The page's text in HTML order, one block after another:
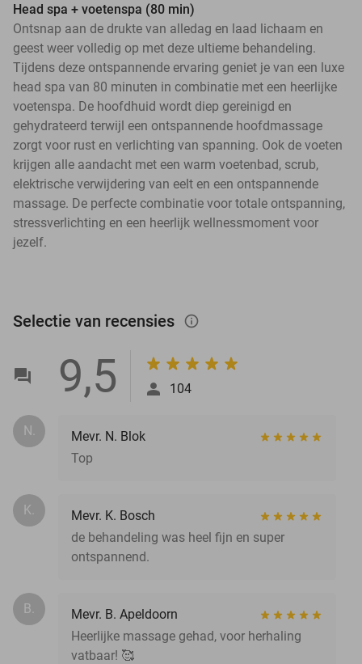
Head spa + voetenspa (80 min)
Ontsnap aan de drukte van alledag en laad lichaam en
geest weer volledig op met deze ultieme behandeling.
Tijdens deze ontspannende ervaring geniet je van een luxe
head spa van 80 minuten in combinatie met een heerlijke
voetenspa. De hoofdhuid wordt diep gereinigd en
gehydrateerd terwijl een ontspannende hoofdmassage
zorgt voor rust en verlichting van spanning. Ook de voeten
krijgen alle aandacht met een warm voetenbad, scrub,
elektrische verwijdering van eelt en een ontspannende
massage. De perfecte combinatie voor totale ontspanning,
stressverlichting en een heerlijk wellnessmoment voor
jezelf.
Selectie van recensies info_outlined
9,5 104
N.
Mevr. N. Blok
Top
K.
Mevr. K. Bosch
de behandeling was heel fijn en super
ontspannend.
B.
Mevr. B. Apeldoorn
Heerlijke massage gehad, voor herhaling
vatbaar! 🥰